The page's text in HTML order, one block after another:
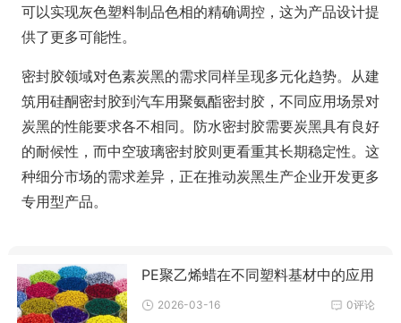
可以实现灰色塑料制品色相的精确调控，这为产品设计提
供了更多可能性。
密封胶领域对色素炭黑的需求同样呈现多元化趋势。从建
筑用硅酮密封胶到汽车用聚氨酯密封胶，不同应用场景对
炭黑的性能要求各不相同。防水密封胶需要炭黑具有良好
的耐候性，而中空玻璃密封胶则更看重其长期稳定性。这
种细分市场的需求差异，正在推动炭黑生产企业开发更多
专用型产品。
PE聚乙烯蜡在不同塑料基材中的应用
0评论
2026-03-16